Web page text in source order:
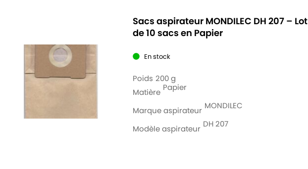
Sacs aspirateur MONDILEC DH 207 – Lot
de 10 sacs en Papier
En stock
Poids 200 g
Matière Papier
Marque aspirateur MONDILEC
Modèle aspirateur DH 207